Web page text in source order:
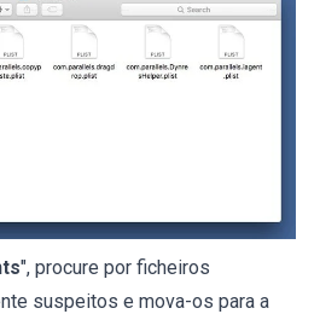
", procure por ficheiros
suspeitos e mova-os para a